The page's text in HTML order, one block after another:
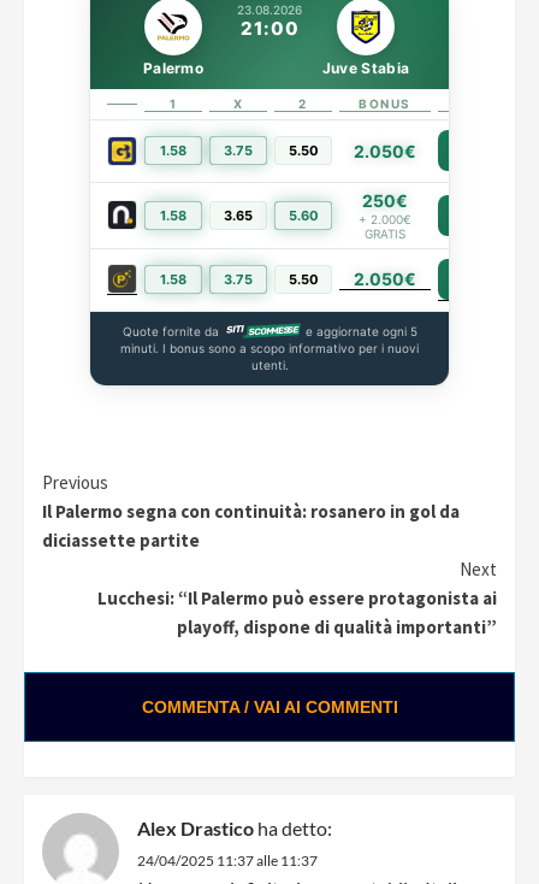
23.08.2026
21:00
Palermo Juve Stabia
1 X 2 BONUS
1.58 3.75 5.50 2.050€
1.58 3.65 5.60
250€
+ 2.000€
GRATIS
1.58 3.75 5.50 2.050€
Quote fornite da
e aggiornate ogni 5
minuti. I bonus sono a scopo informativo per i nuovi
utenti.
Continue
Reading
Previous
Il Palermo segna con continuità: rosanero in gol da
diciassette partite
Next
Lucchesi: “Il Palermo può essere protagonista ai
playoff, dispone di qualità importanti”
COMMENTA / VAI AI COMMENTI
Alex Drastico ha detto:
24/04/2025 11:37 alle 11:37